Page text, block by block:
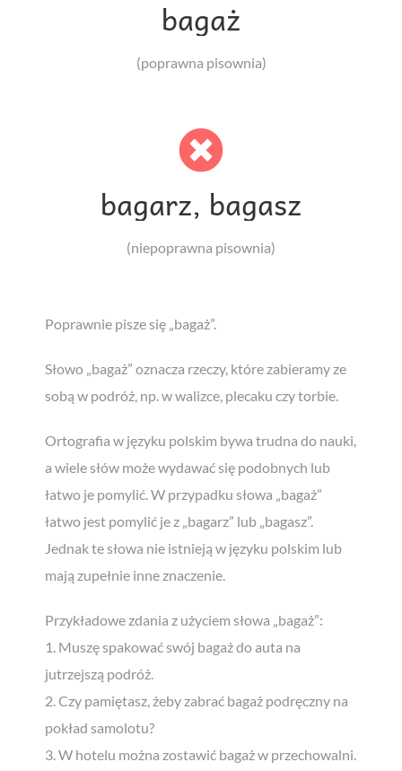
bagaż
(poprawna pisownia)
bagarz, bagasz
(niepoprawna pisownia)
Poprawnie pisze się „bagaż”.
Słowo „bagaż” oznacza rzeczy, które zabieramy ze
sobą w podróż, np. w walizce, plecaku czy torbie.
Ortografia w języku polskim bywa trudna do nauki,
a wiele słów może wydawać się podobnych lub
łatwo je pomylić. W przypadku słowa „bagaż”
łatwo jest pomylić je z „bagarz” lub „bagasz”.
Jednak te słowa nie istnieją w języku polskim lub
mają zupełnie inne znaczenie.
Przykładowe zdania z użyciem słowa „bagaż”:
1. Muszę spakować swój bagaż do auta na
jutrzejszą podróż.
2. Czy pamiętasz, żeby zabrać bagaż podręczny na
pokład samolotu?
3. W hotelu można zostawić bagaż w przechowalni.
Zgarnijbezpłatnegoebooka!
Czy można uczyć się szybciej i